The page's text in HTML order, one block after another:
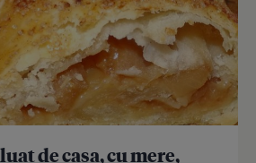
de casa, cu mere,